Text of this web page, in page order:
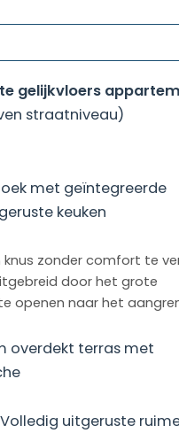
gelijkvloers
straatniveau)
met geïntegreerde
keuken
zonder comfort te
door het grote
openen naar het
overdekt terras met
uitgeruste